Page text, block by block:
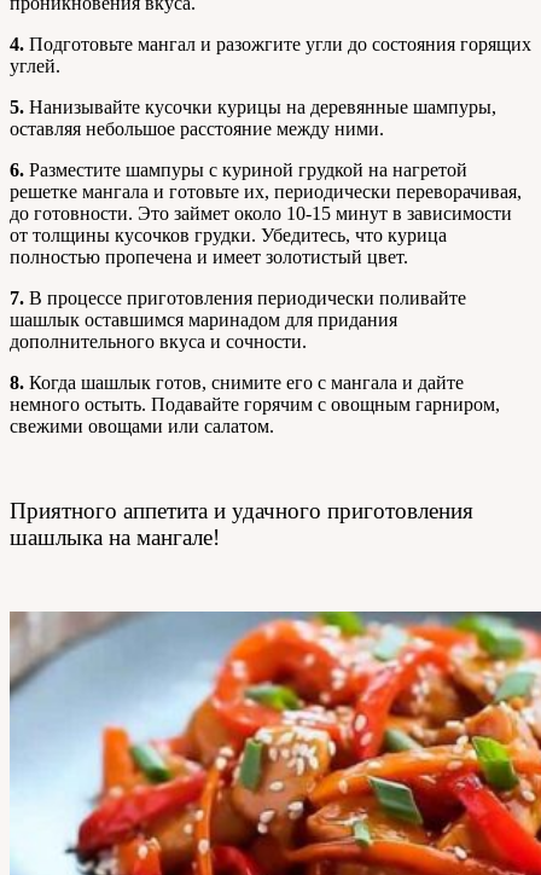
4. Подготовьте мангал и разожгите угли до состояния горящих
углей.
5. Нанизывайте кусочки курицы на деревянные шампуры,
оставляя небольшое расстояние между ними.
6. Разместите шампуры с куриной грудкой на нагретой
решетке мангала и готовьте их, периодически переворачивая,
до готовности. Это займет около 10-15 минут в зависимости
от толщины кусочков грудки. Убедитесь, что курица
полностью пропечена и имеет золотистый цвет.
7. В процессе приготовления периодически поливайте
шашлык оставшимся маринадом для придания
дополнительного вкуса и сочности.
8. Когда шашлык готов, снимите его с мангала и дайте
немного остыть. Подавайте горячим с овощным гарниром,
свежими овощами или салатом.
Приятного аппетита и удачного приготовления
шашлыка на мангале!